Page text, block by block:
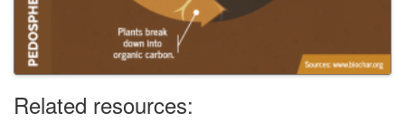
Related resources: